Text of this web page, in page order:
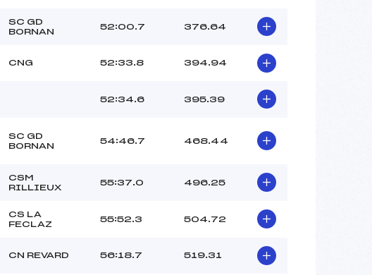
SC GD
BORNAN
52:00.7 376.64
CNG 52:33.8 394.94
52:34.6 395.39
SC GD
BORNAN
54:46.7 468.44
CSM
RILLIEUX
55:37.0 496.25
CS LA
FECLAZ
55:52.3 504.72
CN REVARD 56:18.7 519.31